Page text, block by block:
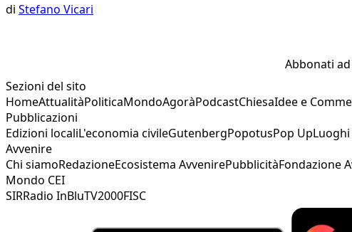
di Stefano Vicari
Abbonati
Sezioni del sito
HomeAttualitàPoliticaMondoAgoràPodcastChiesaIdee e
Pubblicazioni
Edizioni localiL'economia civileGutenbergPopotusPop Up
Avvenire
Chi siamoRedazioneEcosistema AvvenirePubblicitàFondazione
Mondo CEI
SIRRadio InBluTV2000FISC